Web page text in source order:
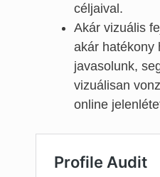
céljaival.
Akár vizuális
akár hatékony
javasolunk,
vizuálisan
online